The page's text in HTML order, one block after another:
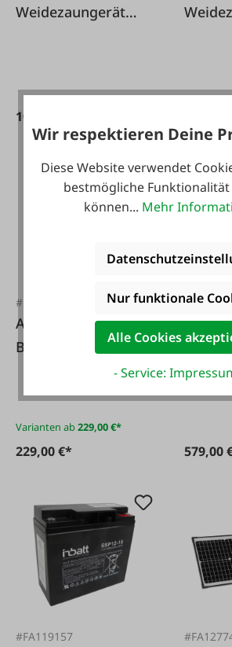
Weidezaungerät
109,00 €*
#102034
AKO AGM-Vließ-
Batterie 12 V
Varianten ab229,00 €*
229,00 €*
Patura
Kombi
12/
579,00
#FA119157
Wir respektieren Deine
Diese Website verwendet
bestmögliche
können... Mehr
Nur funktionale
Alle Cookies
- Service: